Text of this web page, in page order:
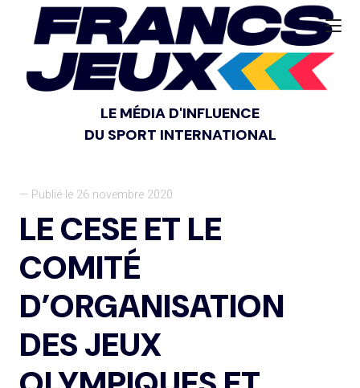
LE MÉDIA D'INFLUENCE
DU SPORT INTERNATIONAL
— Publié le 26 novembre 2020
LE CESE ET LE
COMITÉ
D’ORGANISATION
DES JEUX